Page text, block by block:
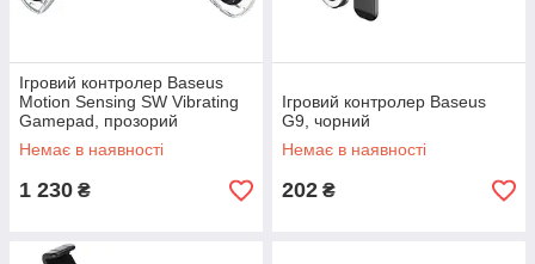
Ігровий контролер Baseus
Motion Sensing SW Vibrating
Gamepad, прозорий
Немає в наявності
1 230 ₴
Ігровий контролер Baseus
G9, чорний
Немає в наявності
202 ₴